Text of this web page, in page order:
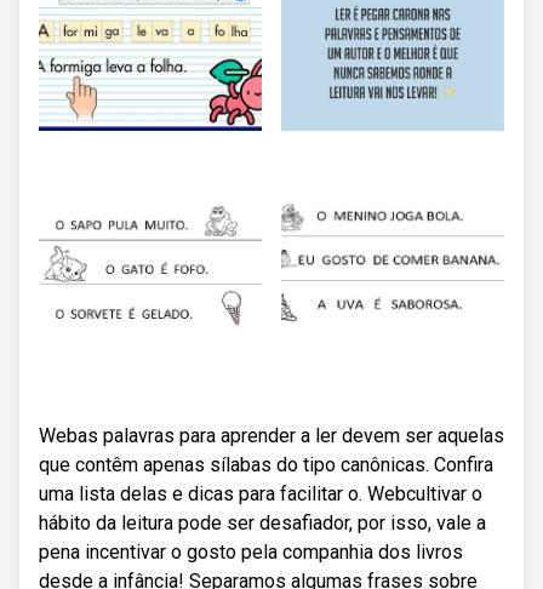
Webas palavras para aprender a ler devem ser aquelas
que contêm apenas sílabas do tipo canônicas. Confira
uma lista delas e dicas para facilitar o. Webcultivar o
hábito da leitura pode ser desafiador, por isso, vale a
pena incentivar o gosto pela companhia dos livros
desde a infância! Separamos algumas frases sobre